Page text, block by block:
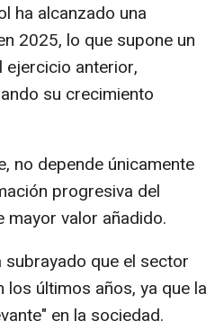
ha alcanzado una
2025, lo que supone un
anterior,
su crecimiento
no depende únicamente
progresiva del
valor añadido.
subrayado que el sector
últimos años, ya que la
en la sociedad.